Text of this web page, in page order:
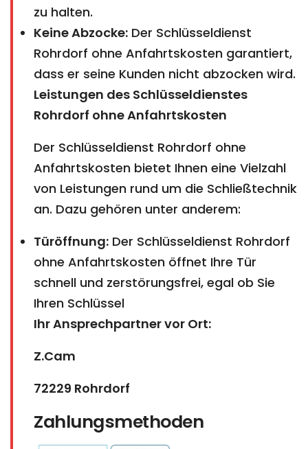
zu halten.
Keine Abzocke: Der Schlüsseldienst
Rohrdorf ohne Anfahrtskosten garantiert,
dass er seine Kunden nicht abzocken wird.
Leistungen des Schlüsseldienstes
Rohrdorf ohne Anfahrtskosten
Der Schlüsseldienst Rohrdorf ohne
Anfahrtskosten bietet Ihnen eine Vielzahl
von Leistungen rund um die Schließtechnik
an. Dazu gehören unter anderem:
Türöffnung: Der Schlüsseldienst Rohrdorf
ohne Anfahrtskosten öffnet Ihre Tür
schnell und zerstörungsfrei, egal ob Sie
Ihren Schlüssel
Ihr Ansprechpartner vor Ort:
Z.Cam
72229 Rohrdorf
Zahlungsmethoden